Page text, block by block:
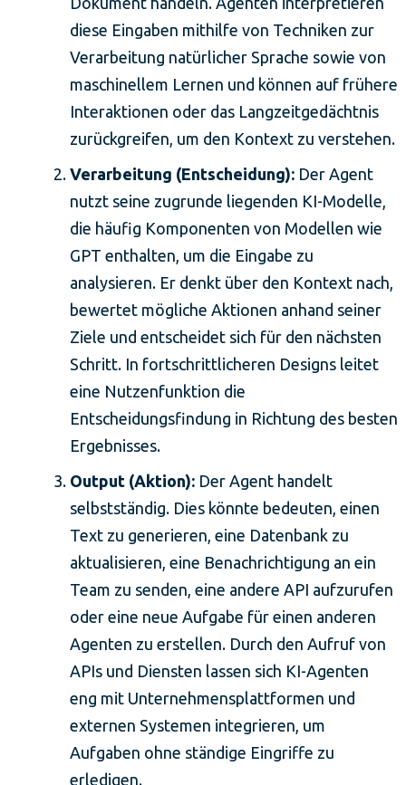
diese Eingaben mithilfe von Techniken zur
Verarbeitung natürlicher Sprache sowie von
maschinellem Lernen und können auf frühere
Interaktionen oder das Langzeitgedächtnis
zurückgreifen, um den Kontext zu verstehen.
Verarbeitung (Entscheidung): Der Agent
nutzt seine zugrunde liegenden KI-Modelle,
die häufig Komponenten von Modellen wie
GPT enthalten, um die Eingabe zu
analysieren. Er denkt über den Kontext nach,
bewertet mögliche Aktionen anhand seiner
Ziele und entscheidet sich für den nächsten
Schritt. In fortschrittlicheren Designs leitet
eine Nutzenfunktion die
Entscheidungsfindung in Richtung des besten
Ergebnisses.
Output (Aktion): Der Agent handelt
selbstständig. Dies könnte bedeuten, einen
Text zu generieren, eine Datenbank zu
aktualisieren, eine Benachrichtigung an ein
Team zu senden, eine andere API aufzurufen
oder eine neue Aufgabe für einen anderen
Agenten zu erstellen. Durch den Aufruf von
APIs und Diensten lassen sich KI-Agenten
eng mit Unternehmensplattformen und
externen Systemen integrieren, um
Aufgaben ohne ständige Eingriffe zu
erledigen.